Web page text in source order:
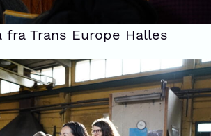
fra Trans Europe Halles